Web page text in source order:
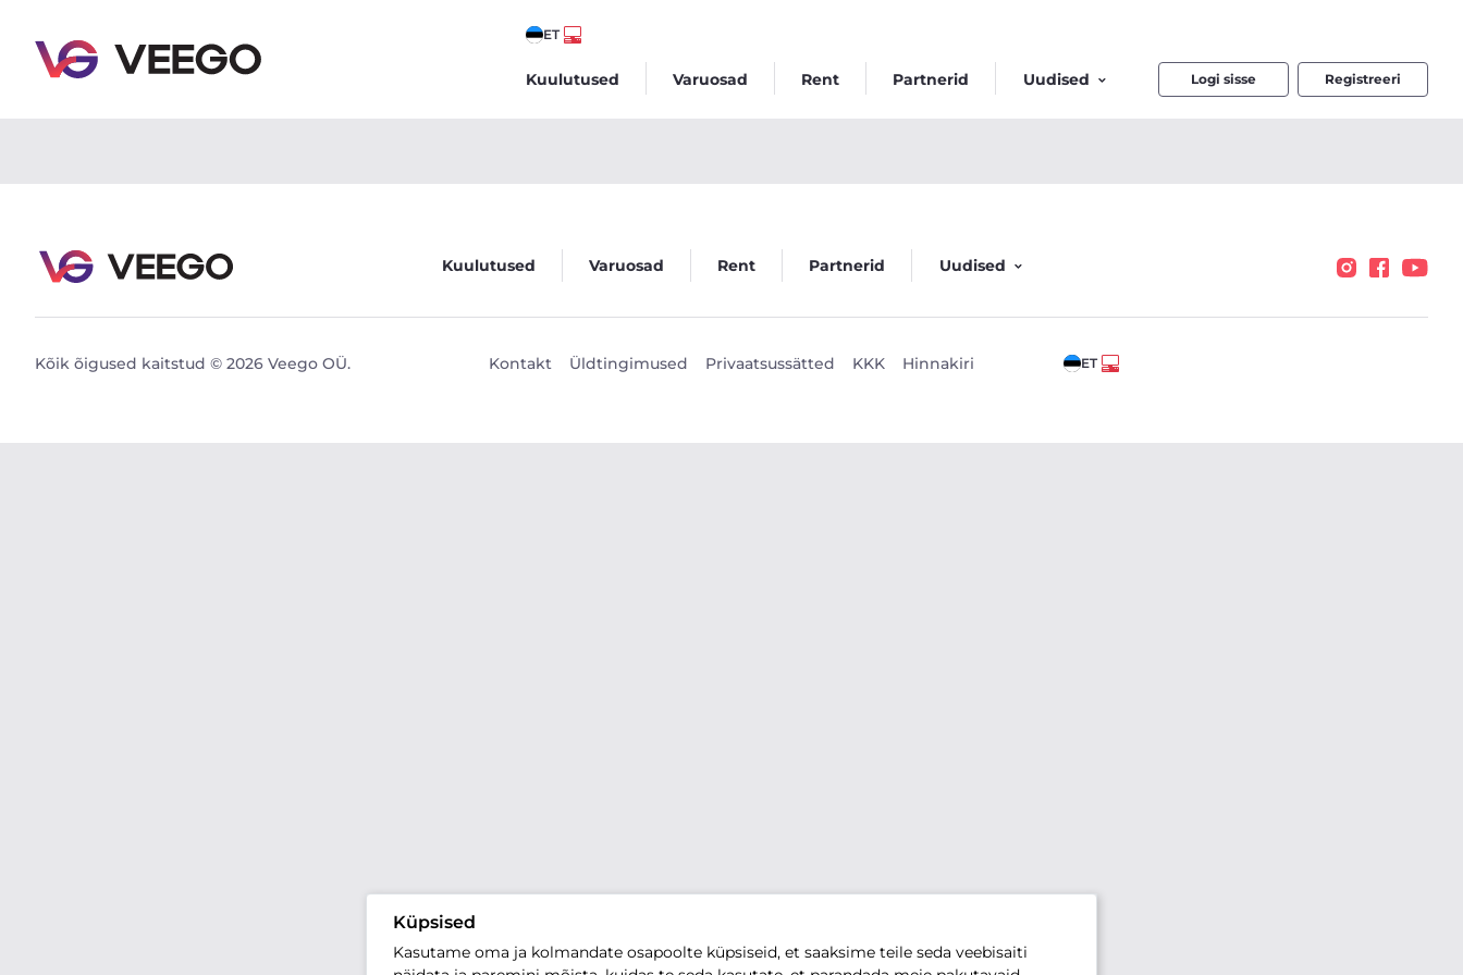
ET
Kuulutused Varuosad Rent Partnerid Uudised Logi sisse Registreeri
Küpsised
Kasutame oma ja kolmandate osapoolte küpsiseid, et saaksime teile seda veebisaiti
Kuulutused Varuosad Rent Partnerid Uudised
Kõik õigused kaitstud © 2026 Veego OÜ. Kontakt Üldtingimused Privaatsussätted KKK Hinnakiri ET